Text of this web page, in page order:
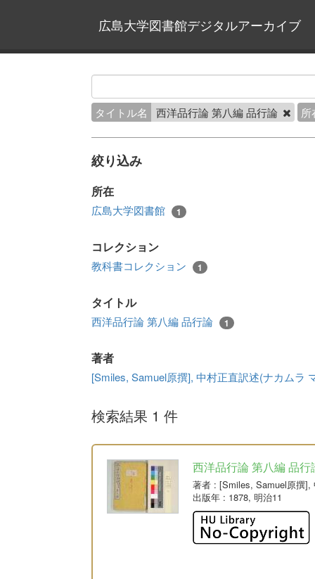
広島大学図書館デジタルアーカイブ
タイトル名 西洋品行論 第八編 品行論 所
絞り込み
所在
広島大学図書館 1
コレクション
教科書コレクション 1
タイトル
西洋品行論 第八編 品行論 1
著者
[Smiles, Samuel原撰], 中村正直訳述(ナカムラ
検索結果 1 件
西洋品行論 第八編 品行
著者 : [Smiles, Samuel原撰
出版年 : 1878, 明治11